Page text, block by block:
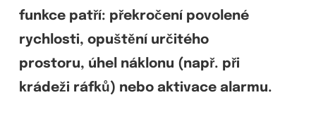
funkce patří: překročení povolené
rychlosti, opuštění určitého
prostoru, úhel náklonu (např. při
krádeži ráfků) nebo aktivace alarmu.